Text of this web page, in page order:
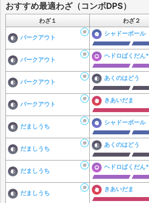
おすすめ最適わざ（コンボDPS）
わざ１ わざ２
バークアウト
シャドーボール
バークアウト
ヘドロばくだん*
バークアウト
あくのはどう
バークアウト
きあいだま
だましうち
シャドーボール
だましうち
あくのはどう
だましうち
ヘドロばくだん*
だましうち
きあいだま